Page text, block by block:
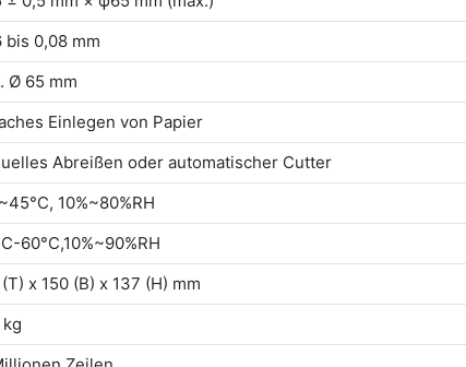
bis 0,08 mm
Ø 65 mm
Einlegen von Papier
Abreißen oder automatischer Cutter
10%~80%RH
60°C,10%~90%RH
x 150 (B) x 137 (H) mm
kg